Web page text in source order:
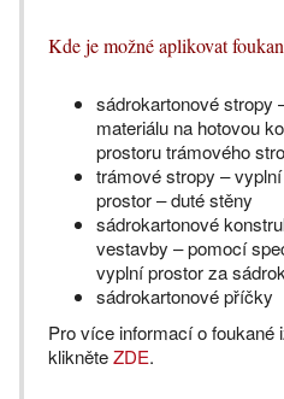
Kde je možné aplikovat
sádrokartonové stropy
materiálu na hotovou
prostoru trámového
trámové stropy –
prostor – duté stěny
sádrokartonové
vestavby – pomocí
vyplní prostor za
sádrokartonové příčky
Pro více informací o foukané
klikněteZDE.